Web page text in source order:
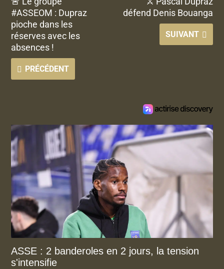
#ASSEOM : Dupraz
pioche dans les
réserves avec les
absences !
PRÉCÉDENT
défend Denis Bouanga
SUIVANT
ASSE : 2 banderoles en 2 jours, la tension
s'intensifie